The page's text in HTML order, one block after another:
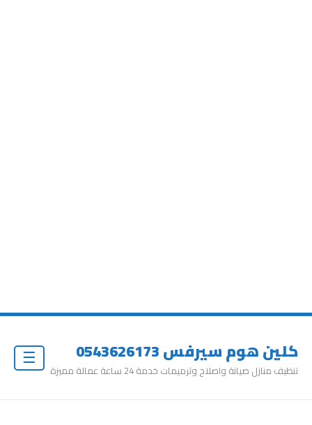
كلين هوم سيرفس 0543626173
تنظيف منازل صيانة واصلاح وترميمات خدمة 24 ساعة عمالة مميزة